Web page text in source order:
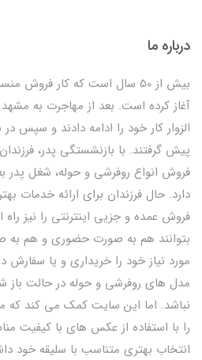
درباره ما
بیش از 50 سال است که کار
آغاز کرده است. بعد از مهاجرت به مشهد
الزوار کار خود را ادامه دادند و سپس
پیش گرفتند. با بازنشستگی پدر، فرزندان
فروش عمده و جزیی اینترنتی را نیز راه
بتوانند هم به صورت حضوری و هم
مورد نیاز خود را خریداری و یا
مدل های روفرشی و حوله در حالت
نباشد. اما این سایت کمک می کند که
را با استفاده از عکس های با کیفیت
انتخاب بهتری متناسب با سلیقه خود